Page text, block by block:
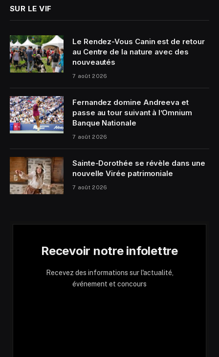
SUR LE VIF
Le Rendez-Vous Canin est de retour
au Centre de la nature avec des
nouveautés
7 août 2026
Fernandez domine Andreeva et
passe au tour suivant à l’Omnium
Banque Nationale
7 août 2026
Sainte-Dorothée se révèle dans une
nouvelle Virée patrimoniale
7 août 2026
Recevoir notre infolettre
Recevez des informations sur l'actualité,
événement et concours